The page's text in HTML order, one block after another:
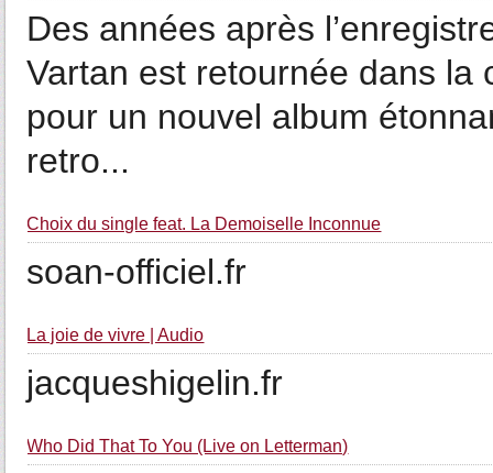
Des années après
Vartan est retournée dans la
pour un nouvel album
retro...
Choix du single feat. La Demoiselle Inconnue
soan-officiel.fr
La joie de vivre | Audio
jacqueshigelin.fr
Who Did That To You (Live on Letterman)